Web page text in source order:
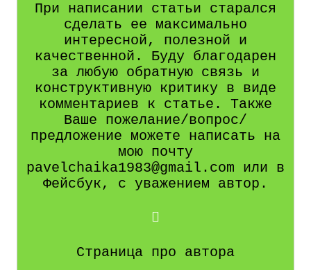
При написании статьи старался
сделать ее максимально
интересной, полезной и
качественной. Буду благодарен
за любую обратную связь и
конструктивную критику в виде
комментариев к статье. Также
Ваше пожелание/вопрос/
предложение можете написать на
мою почту
pavelchaika1983@gmail.com или в
Фейсбук, с уважением автор.
Страница про автора